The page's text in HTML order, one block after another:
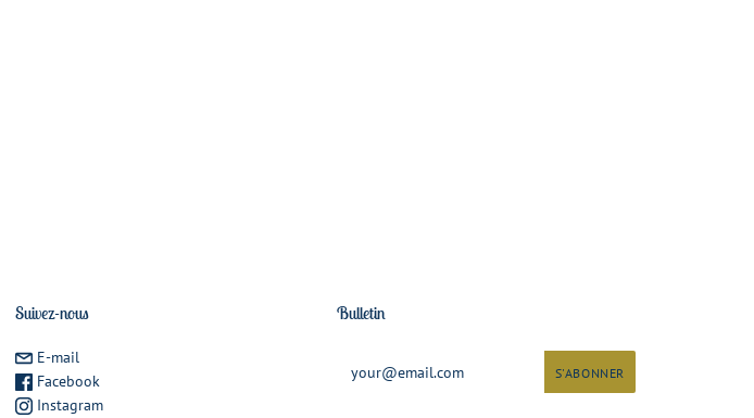
Suivez-nous
E-mail
Facebook
Instagram
Bulletin